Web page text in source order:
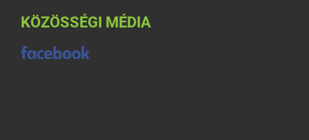
KÖZÖSSÉGI MÉDIA